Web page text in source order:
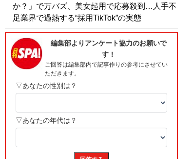
か？」で万バズ、美女起用で応募殺到…人手不
足業界で過熱する“採用TikTok”の実態